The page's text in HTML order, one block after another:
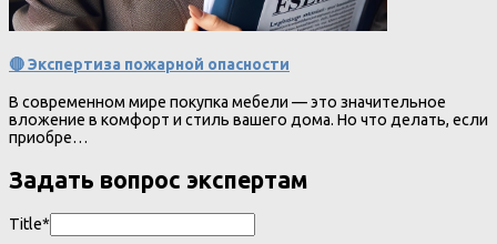
🔴 Экспертиза пожарной опасности
В современном мире покупка мебели — это значительное
вложение в комфорт и стиль вашего дома. Но что делать, если
приобре…
Задать вопрос экспертам
Title*